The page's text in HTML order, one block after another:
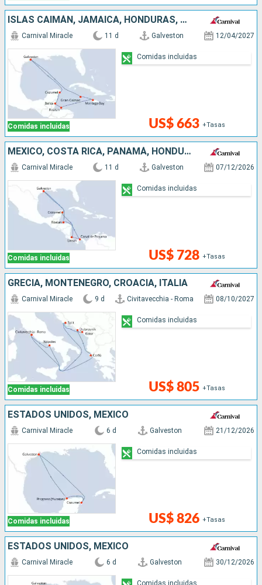
ISLAS CAIMÁN, JAMAICA, HONDURAS, BELICE, MÉXICO, ESTADOS UNIDOS
Comidas incluidas
Carnival Miracle 11 d Galveston 12/04/2027
US$ 663 +Tasas
Comidas incluidas
MÉXICO, COSTA RICA, PANAMÁ, HONDURAS, ESTADOS UNIDOS
Comidas incluidas
Carnival Miracle 11 d Galveston 07/12/2026
US$ 728 +Tasas
Comidas incluidas
GRECIA, MONTENEGRO, CROACIA, ITALIA
Comidas incluidas
Carnival Miracle 9 d Civitavecchia - Roma 08/10/2027
US$ 805 +Tasas
Comidas incluidas
ESTADOS UNIDOS, MÉXICO
Comidas incluidas
Carnival Miracle 6 d Galveston 21/12/2026
US$ 826 +Tasas
Comidas incluidas
ESTADOS UNIDOS, MÉXICO
Carnival Miracle 6 d Galveston 30/12/2026
Comidas incluidas